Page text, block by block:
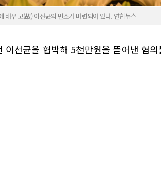
배우 고(故) 이선균의 빈소가 마련되어 있다. 연합뉴스
선균을 협박해 5천만원을 뜯어낸 혐의